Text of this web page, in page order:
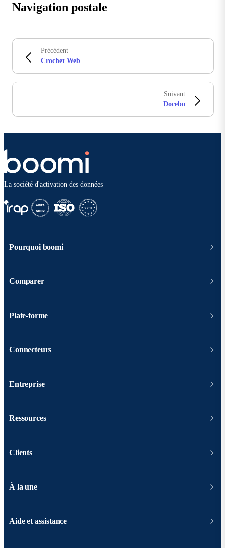
Navigation postale
Précédent
Crochet Web
Suivant
Docebo
La société d'activation des données
Pourquoi boomi
Comparer
Plate-forme
Connecteurs
Entreprise
Ressources
Clients
À la une
Aide et assistance